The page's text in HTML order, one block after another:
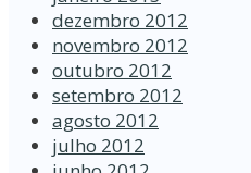
dezembro 2012
novembro 2012
outubro 2012
setembro 2012
agosto 2012
julho 2012